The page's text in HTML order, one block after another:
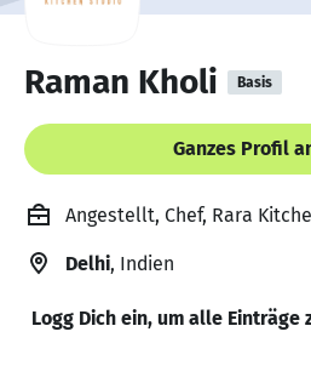
Raman Kholi Basis
Ganzes Profil
Angestellt, Chef, Rara
Delhi, Indien
Logg Dich ein, um alle Einträge